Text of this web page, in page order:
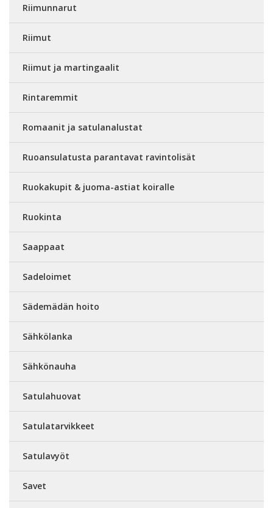
Riimunnarut
Riimut
Riimut ja martingaalit
Rintaremmit
Romaanit ja satulanalustat
Ruoansulatusta parantavat ravintolisät
Ruokakupit & juoma-astiat koiralle
Ruokinta
Saappaat
Sadeloimet
Sädemädän hoito
Sähkölanka
Sähkönauha
Satulahuovat
Satulatarvikkeet
Satulavyöt
Savet